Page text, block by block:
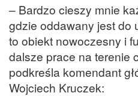
– Bardzo cieszy mnie
gdzie oddawany jest do
to obiekt nowoczesny i
dalsze prace na terenie
podkreśla komendant
Wojciech Kruczek: